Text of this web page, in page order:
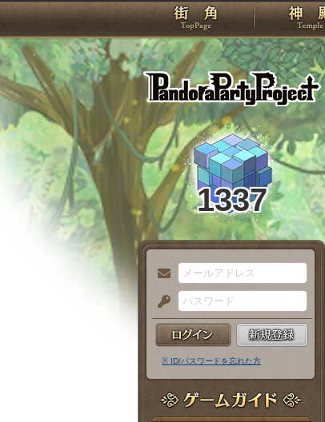
TOP
1337
メ
ー
ル
ア
ド
レ
パ
ス
ー
※ ID/パスワードを忘れた方